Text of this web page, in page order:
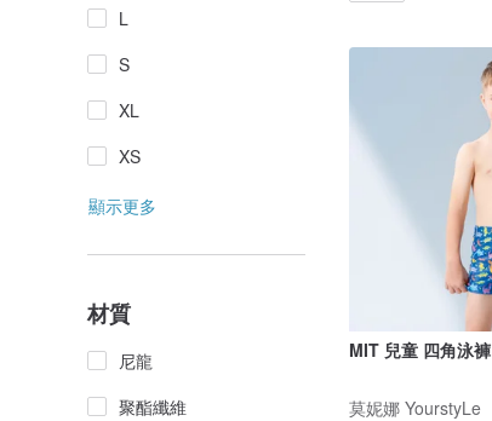
L
S
XL
XS
顯示更多
材質
尼龍
聚酯纖維
MIT 兒童 四角泳褲
莫妮娜 YourstyLe